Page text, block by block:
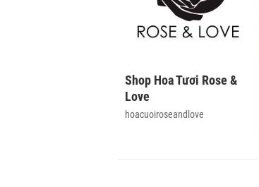
Shop Hoa Tươi Rose &
Love
hoacuoiroseandlove